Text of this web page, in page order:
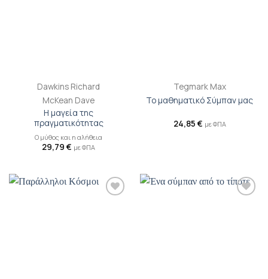
Dawkins Richard
McKean Dave
Η μαγεία της
πραγματικότητας
Ο μύθος και η αλήθεια
29,79 € με ΦΠΑ
Tegmark Max
Το μαθηματικό Σύμπαν μας
24,85 € με ΦΠΑ